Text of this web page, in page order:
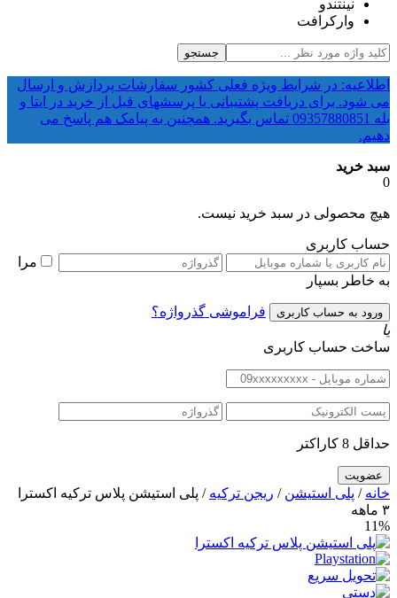
نینتندو
وارکرافت
جستجو
اطلاعیه: در شرایط ویژه فعلی کشور سفارشات پردازش و ارسال
می شود. برای دریافت پشتیبانی یا پرسشهای قبل از خرید در ایتا و
بله 09357880851 تماس بگیرید. همچنین به پیامک هم پاسخ می
دهیم.
سبد خرید
0
هیچ محصولی در سبد خرید نیست.
حساب کاربری
مرا
به خاطر بسپار
فراموشی گذرواژه؟
یا
ساخت حساب کاربری
حداقل 8 کاراکتر
خانه / پلی استیشن / ریجن ترکیه / پلی استیشن پلاس ترکیه اکسترا
۳ ماهه
11%